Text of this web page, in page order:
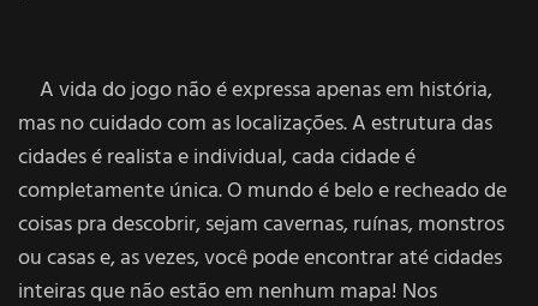
A vida do jogo não é expressa apenas em história,
mas no cuidado com as localizações. A estrutura das
cidades é realista e individual, cada cidade é
completamente única. O mundo é belo e recheado de
coisas pra descobrir, sejam cavernas, ruínas, monstros
ou casas e, as vezes, você pode encontrar até cidades
inteiras que não estão em nenhum mapa! Nos